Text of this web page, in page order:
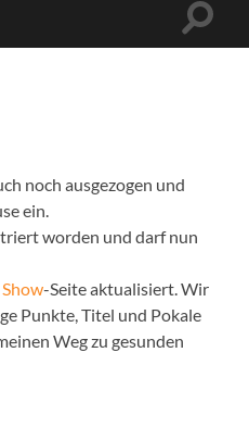
noch ausgezogen und
ein.
worden und darf nun
Show-Seite aktualisiert. Wir
Punkte, Titel und Pokale
Weg zu gesunden